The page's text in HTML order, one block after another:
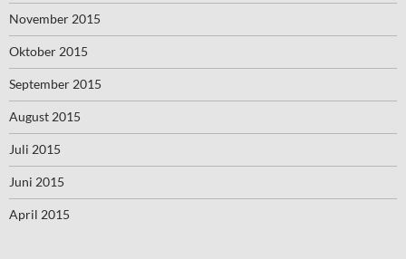
November 2015
Oktober 2015
September 2015
August 2015
Juli 2015
Juni 2015
April 2015